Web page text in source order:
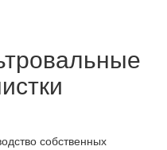
собственных